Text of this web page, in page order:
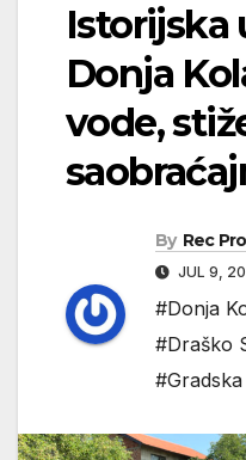
Istorijska
Donja
vode,
By Rec
JUL 9,
#Donja
#Draško